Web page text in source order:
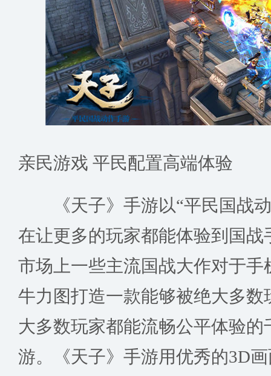
亲民游戏 平民配置高端体验
《天子》手游以“平民国战动
在让更多的玩家都能体验到国战
市场上一些主流国战大作对于手
牛力图打造一款能够被绝大多数
大多数玩家都能流畅公平体验的
游。《天子》手游用优秀的3D